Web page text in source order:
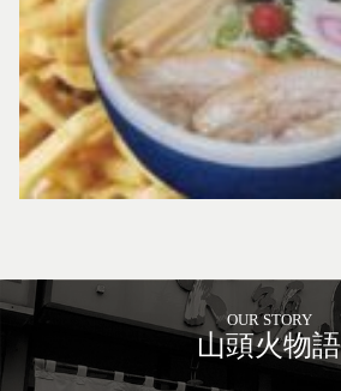
OUR STORY
山頭火物語